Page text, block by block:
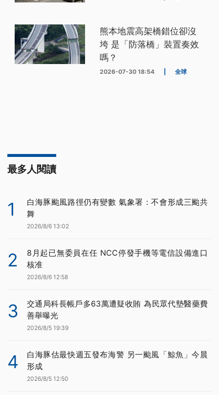
熊本地震高架橋錯位卻沒
垮 是「防落橋」裝置奏效
嗎？
2026-07-30 18:54 全球
最多人閱讀
1
白海豚颱風路徑仍有變數 氣象署：不會形成三颱共
舞
2026/8/6 13:02
2
8月起已無委員在任 NCC停發手機等電信設備進口
核准
2026/8/6 12:58
3
交通局科長帳戶多63萬遭疑收賄 為民眾代墊醫藥費
善舉曝光
2026/8/5 19:39
4
白海豚估最快週五發布海警 另一颱風「鯨魚」今晨
形成
2026/8/5 12:50